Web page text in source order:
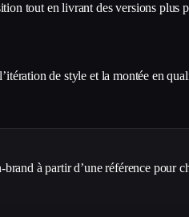
tout en livrant des versions plus
de style et la montée en
à partir d’une référence pour